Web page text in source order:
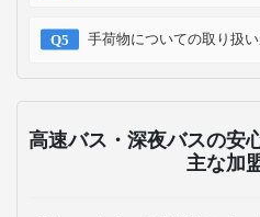
手荷物についての取り扱い
高速バス・深夜バスの安
主な加